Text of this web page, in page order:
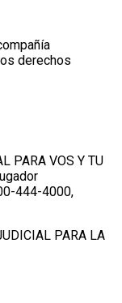
derechos
PARA VOS Y TU
444-4000,
PARA LA